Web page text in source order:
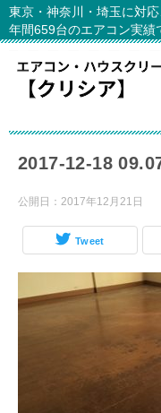
東京・神奈川・埼玉に対応
年間659台のエアコン実績
2017-12-18
公開日： 2017年12月21日
Tweet